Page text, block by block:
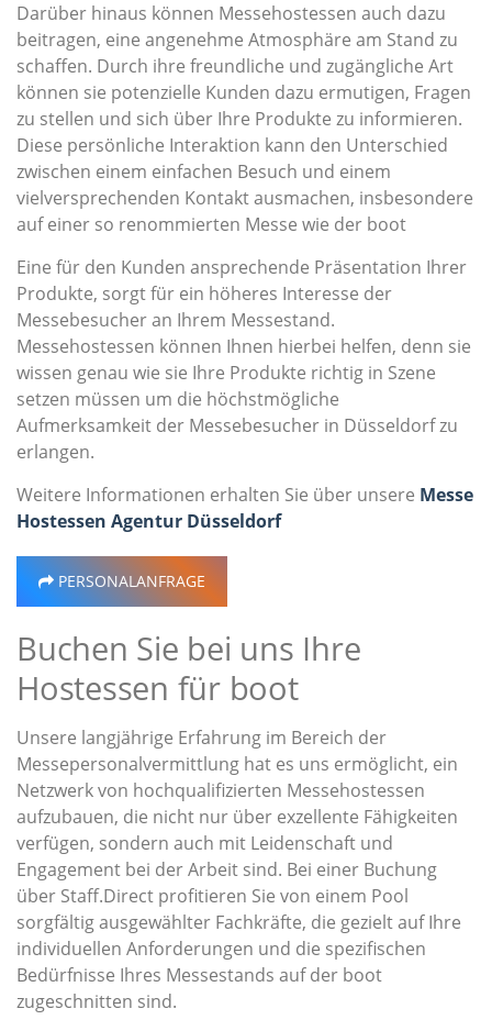
Darüber hinaus können Messehostessen auch dazu
beitragen, eine angenehme Atmosphäre am Stand zu
schaffen. Durch ihre freundliche und zugängliche Art
können sie potenzielle Kunden dazu ermutigen, Fragen
zu stellen und sich über Ihre Produkte zu informieren.
Diese persönliche Interaktion kann den Unterschied
zwischen einem einfachen Besuch und einem
vielversprechenden Kontakt ausmachen, insbesondere
auf einer so renommierten Messe wie der boot
Eine für den Kunden ansprechende Präsentation Ihrer
Produkte, sorgt für ein höheres Interesse der
Messebesucher an Ihrem Messestand.
Messehostessen können Ihnen hierbei helfen, denn sie
wissen genau wie sie Ihre Produkte richtig in Szene
setzen müssen um die höchstmögliche
Aufmerksamkeit der Messebesucher in Düsseldorf zu
erlangen.
Weitere Informationen erhalten Sie über unsere Messe
Hostessen Agentur Düsseldorf
PERSONALANFRAGE
Buchen Sie bei uns Ihre
Hostessen für boot
Unsere langjährige Erfahrung im Bereich der
Messepersonalvermittlung hat es uns ermöglicht, ein
Netzwerk von hochqualifizierten Messehostessen
aufzubauen, die nicht nur über exzellente Fähigkeiten
verfügen, sondern auch mit Leidenschaft und
Engagement bei der Arbeit sind. Bei einer Buchung
über Staff.Direct profitieren Sie von einem Pool
sorgfältig ausgewählter Fachkräfte, die gezielt auf Ihre
individuellen Anforderungen und die spezifischen
Bedürfnisse Ihres Messestands auf der boot
zugeschnitten sind.